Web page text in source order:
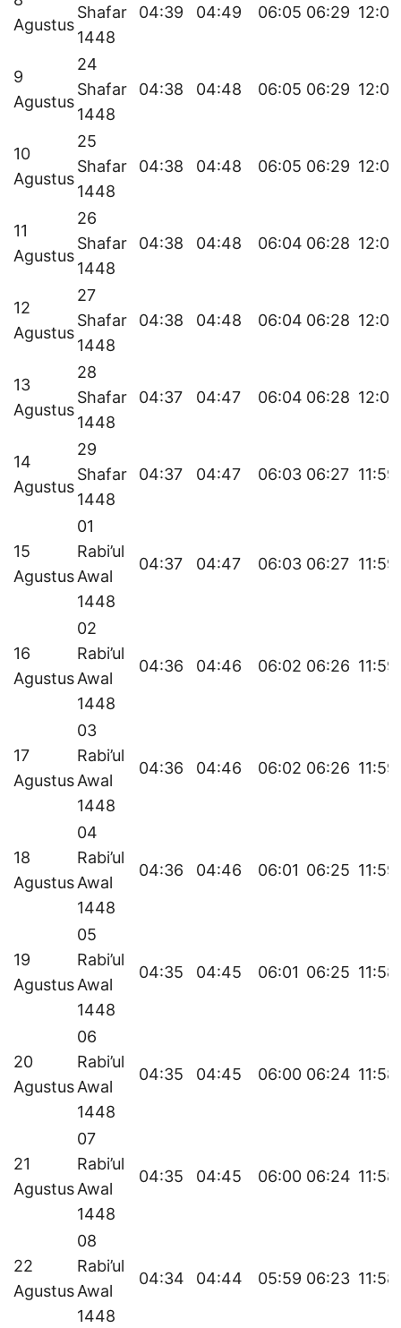
Agustus
Shafar
1448
04:39 04:49 06:05 06:29 12:00
9
Agustus
24
Shafar
1448
04:38 04:48 06:05 06:29 12:00
10
Agustus
25
Shafar
1448
04:38 04:48 06:05 06:29 12:00
11
Agustus
26
Shafar
1448
04:38 04:48 06:04 06:28 12:00
12
Agustus
27
Shafar
1448
04:38 04:48 06:04 06:28 12:00
13
Agustus
28
Shafar
1448
04:37 04:47 06:04 06:28 12:00
14
Agustus
29
Shafar
1448
04:37 04:47 06:03 06:27 11:59
15
Agustus
01
Rabi’ul
Awal
1448
04:37 04:47 06:03 06:27 11:59
16
Agustus
02
Rabi’ul
Awal
1448
04:36 04:46 06:02 06:26 11:59
17
Agustus
03
Rabi’ul
Awal
1448
04:36 04:46 06:02 06:26 11:59
18
Agustus
04
Rabi’ul
Awal
1448
04:36 04:46 06:01 06:25 11:59
19
Agustus
05
Rabi’ul
Awal
1448
04:35 04:45 06:01 06:25 11:58
20
Agustus
06
Rabi’ul
Awal
1448
04:35 04:45 06:00 06:24 11:58
21
Agustus
07
Rabi’ul
Awal
1448
04:35 04:45 06:00 06:24 11:58
22
Agustus
08
Rabi’ul
Awal
1448
04:34 04:44 05:59 06:23 11:58